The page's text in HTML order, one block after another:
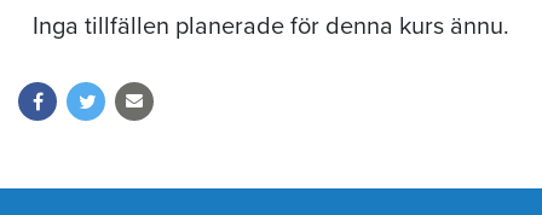
Inga tillfällen planerade för denna kurs ännu.